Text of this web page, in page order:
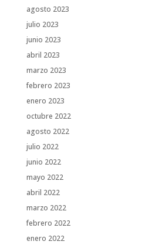
agosto 2023
julio 2023
junio 2023
abril 2023
marzo 2023
febrero 2023
enero 2023
octubre 2022
agosto 2022
julio 2022
junio 2022
mayo 2022
abril 2022
marzo 2022
febrero 2022
enero 2022